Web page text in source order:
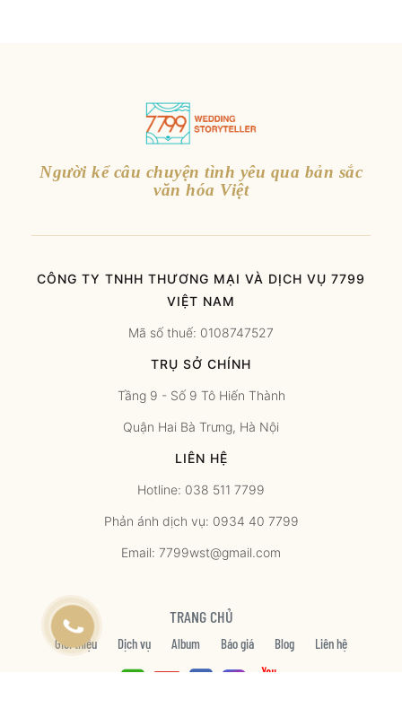
Người kể câu chuyện tình yêu qua bản sắc
văn hóa Việt
CÔNG TY TNHH THƯƠNG MẠI VÀ DỊCH VỤ 7799
VIỆT NAM
Mã số thuế: 0108747527
TRỤ SỞ CHÍNH
Tầng 9 - Số 9 Tô Hiến Thành
Quận Hai Bà Trưng, Hà Nội
LIÊN HỆ
Hotline: 038 511 7799
Phản ánh dịch vụ: 0934 40 7799
Email: 7799wst@gmail.com
TRANG CHỦ
Giới thiệu Dịch vụ Album Báo giá Blog Liên hệ